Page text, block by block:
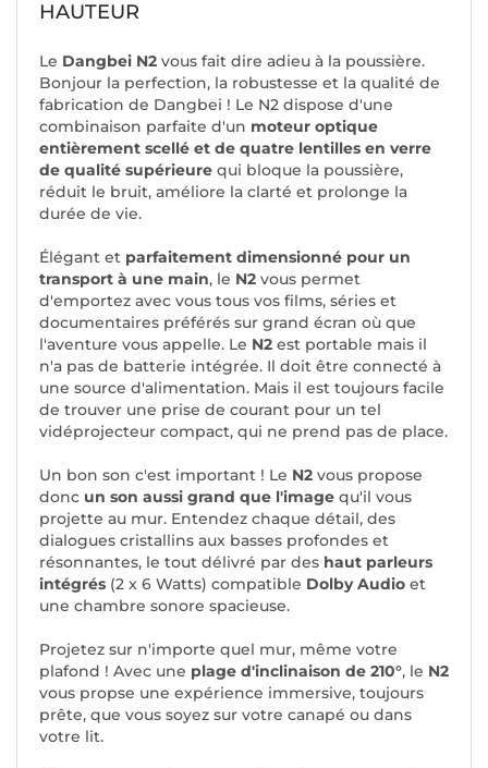
HAUTEUR
Le Dangbei N2 vous fait dire adieu à la poussière.
Bonjour la perfection, la robustesse et la qualité de
fabrication de Dangbei ! Le N2 dispose d'une
combinaison parfaite d'un moteur optique
entièrement scellé et de quatre lentilles en verre
de qualité supérieure qui bloque la poussière,
réduit le bruit, améliore la clarté et prolonge la
durée de vie.
Élégant et parfaitement dimensionné pour un
transport à une main, le N2 vous permet
d'emportez avec vous tous vos films, séries et
documentaires préférés sur grand écran où que
l'aventure vous appelle. Le N2 est portable mais il
n'a pas de batterie intégrée. Il doit être connecté à
une source d'alimentation. Mais il est toujours facile
de trouver une prise de courant pour un tel
vidéprojecteur compact, qui ne prend pas de place.
Un bon son c'est important ! Le N2 vous propose
donc un son aussi grand que l'image qu'il vous
projette au mur. Entendez chaque détail, des
dialogues cristallins aux basses profondes et
résonnantes, le tout délivré par des haut parleurs
intégrés (2 x 6 Watts) compatible Dolby Audio et
une chambre sonore spacieuse.
Projetez sur n'importe quel mur, même votre
plafond ! Avec une plage d'inclinaison de 210°, le N2
vous propse une expérience immersive, toujours
prête, que vous soyez sur votre canapé ou dans
votre lit.